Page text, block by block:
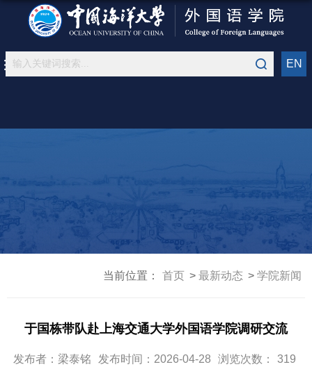
EN
当前位置： 首页 最新动态 学院新闻
于国栋带队赴上海交通大学外国语学院调研交流
发布者：梁泰铭 发布时间：2026-04-28 浏览次数： 319